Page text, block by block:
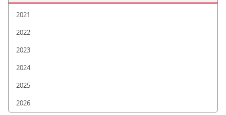
2021
2022
2023
2024
2025
2026